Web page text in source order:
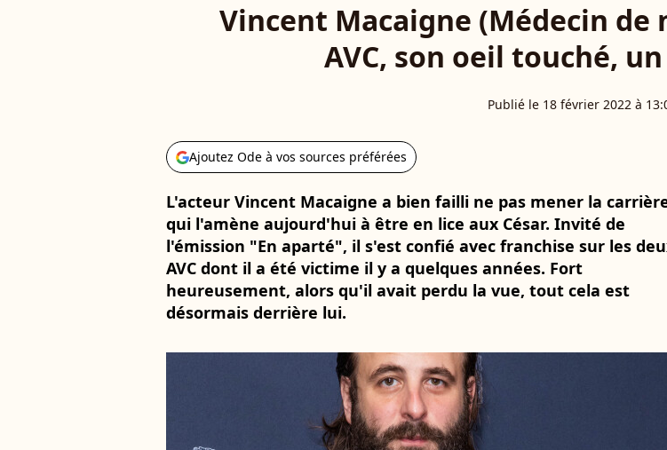
Vincent Macaigne (Médecin
AVC, son oeil touché,
Publié le 18 février 2022 à
Ajoutez Ode à vos sources préférées
L'acteur Vincent Macaigne a bien failli ne pas mener la
qui l'amène aujourd'hui à être en lice aux César. Invité de
l'émission "En aparté", il s'est confié avec franchise sur les
AVC dont il a été victime il y a quelques années. Fort
heureusement, alors qu'il avait perdu la vue, tout cela est
désormais derrière lui.